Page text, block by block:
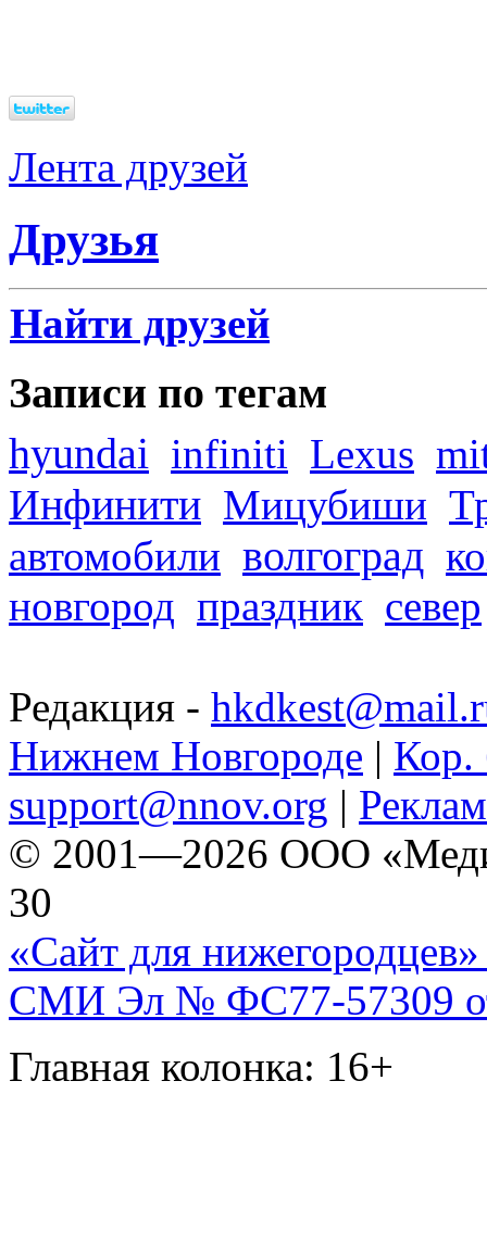
Лента друзей
Друзья
Найти друзей
Записи по тегам
hyundai infiniti Lexus
Инфинити Мицубиши
автомобили волгоград
новгород праздник север
Редакция -
Нижнем Новгороде | Кор.
support@nnov.org |
© 2001—2026 ООО
30
«Сайт для нижегородцев»
СМИ Эл № ФС77-57309
Главная колонка: 16+